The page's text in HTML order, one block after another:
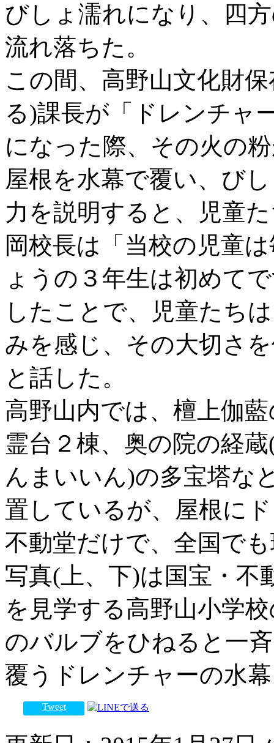
びしょ濡れになり、四
流れ落ちた。
この間、高野山文化財
る)課長が「ドレンチャ
になった際、その火の
屋根を水幕で覆い、び
力を説明すると、児童
岡校長は「当校の児童
ょうの３年生は初めて
したことで、児童たち
みを感じ、その大切さ
と話した。
高野山内では、檀上伽
霊台２棟、奥の院の経
んまいいん)の多宝塔な
置しているが、屋根に
不動堂だけで、全国で
写真(上、下)は国宝・不
を見学する高野山小学
のバルブをひねると一
覆うドレンチャーの水
Tweet